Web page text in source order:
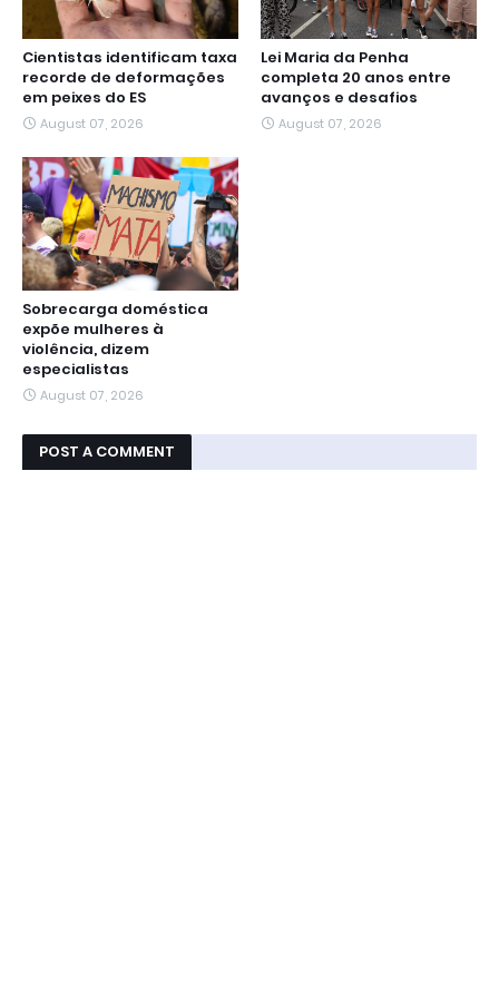
Cientistas identificam taxa
recorde de deformações
em peixes do ES
August 07, 2026
Lei Maria da Penha
completa 20 anos entre
avanços e desafios
August 07, 2026
Sobrecarga doméstica
expõe mulheres à
violência, dizem
especialistas
August 07, 2026
POST A COMMENT